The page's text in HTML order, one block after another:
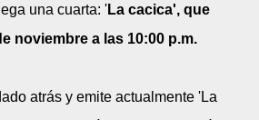
una cuarta: 'La cacica', que
noviembre a las 10:00 p.m.
atrás y emite actualmente 'La